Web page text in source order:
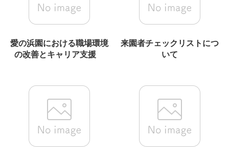
愛の浜園における職場環境
の改善とキャリア支援
来園者チェックリストにつ
いて